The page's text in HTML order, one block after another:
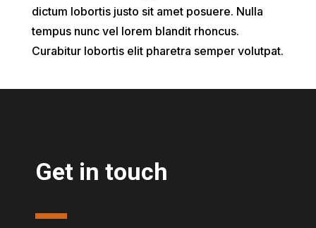
dictum lobortis justo sit amet posuere. Nulla
tempus nunc vel lorem blandit rhoncus.
Curabitur lobortis elit pharetra semper volutpat.
Get in touch